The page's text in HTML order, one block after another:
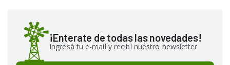
¡Enterate de todas las novedades!
Ingresá tu e-mail y recibí nuestro newsletter